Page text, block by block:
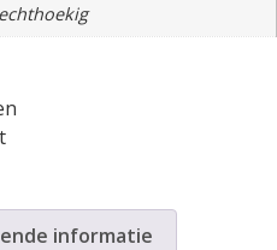
informatie